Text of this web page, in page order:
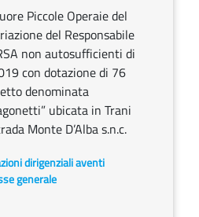
Piccole Operaie del
del Responsabile
non autosufficienti di
con dotazione di 76
denominata
ubicata in Trani
Monte D’Alba s.n.c.
dirigenziali aventi
generale